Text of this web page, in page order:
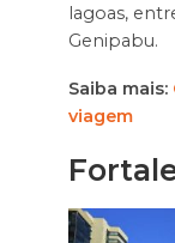
lagoas,
Genipabu.
Saiba mais:
viagem